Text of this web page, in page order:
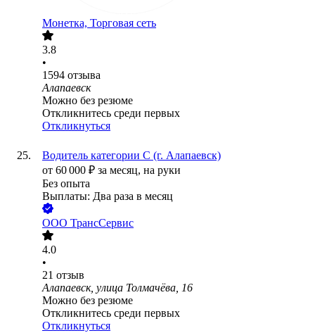
Монетка, Торговая сеть
3.8
•
1594 отзыва
Алапаевск
Можно без резюме
Откликнитесь среди первых
Откликнуться
Водитель категории С (г. Алапаевск)
от 60 000 ₽ за месяц, на руки
Без опыта
Выплаты: Два раза в месяц
ООО ТрансСервис
4.0
•
21 отзыв
Алапаевск, улица Толмачёва, 16
Можно без резюме
Откликнитесь среди первых
Откликнуться